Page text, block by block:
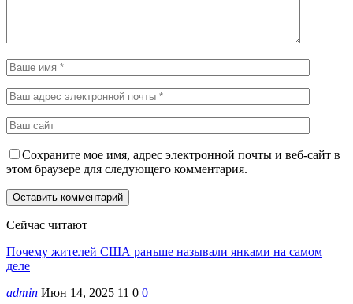
Сохраните мое имя, адрес электронной почты и веб-сайт в
этом браузере для следующего комментария.
Сейчас читают
Почему жителей США раньше называли янками на самом
деле
admin Июн 14, 2025 11 0 0